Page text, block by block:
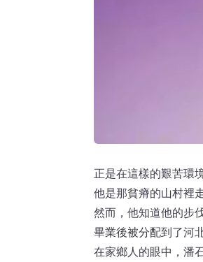
正是在這樣的艱苦環
他是那貧瘠的山村裡
然而，他知道他的步
畢業後被分配到了河
在家鄉人的眼中，潘